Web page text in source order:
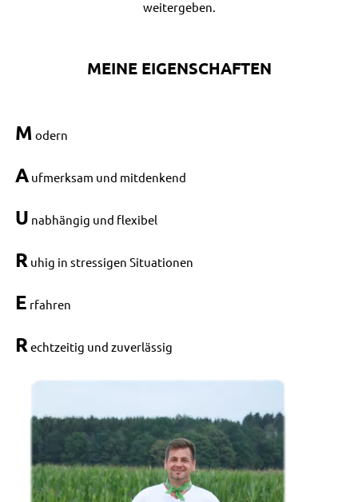
weitergeben.
MEINE EIGENSCHAFTEN
M odern
Aufmerksam und mitdenkend
U nabhängig und flexibel
R uhig in stressigen Situationen
E rfahren
R echtzeitig und zuverlässig